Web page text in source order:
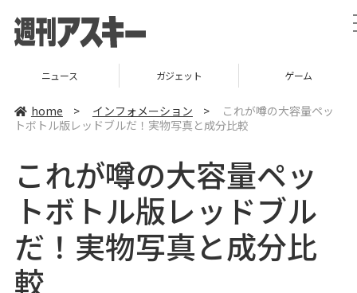
ニュース ガジェット ゲーム
home > インフォメーション >
これが噂の大容量ペッ
トボトル版レッドブルだ！実物写真と成分比較
これが噂の大容量ペッ
トボトル版レッドブル
だ！実物写真と成分比
較